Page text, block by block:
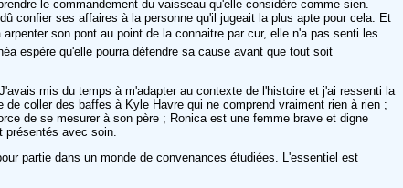
le commandement du vaisseau qu'elle considère comme sien.
confier ses affaires à la personne qu'il jugeait la plus apte pour cela. Et
son pont au point de la connaitre par cur, elle n'a pas senti les
espère qu'elle pourra défendre sa cause avant que tout soit
mis du temps à m'adapter au contexte de l'histoire et j'ai ressenti la
coller des baffes à Kyle Havre qui ne comprend vraiment rien à rien ;
de se mesurer à son père ; Ronica est une femme brave et digne
avec soin.
partie dans un monde de convenances étudiées. L'essentiel est